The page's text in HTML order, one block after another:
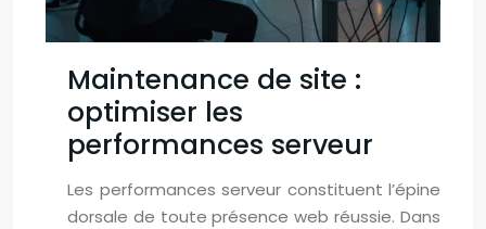
Maintenance de site :
optimiser les
performances serveur
Les performances serveur constituent l’épine
dorsale de toute présence web réussie. Dans